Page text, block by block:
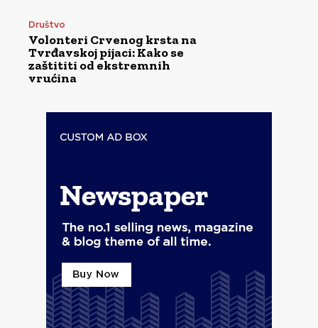
Društvo
Volonteri Crvenog krsta na
Tvrđavskoj pijaci: Kako se
zaštititi od ekstremnih
vrućina